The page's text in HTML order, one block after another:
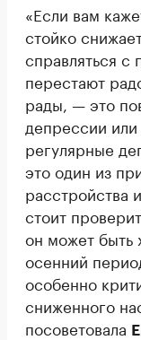
«Если вам
стойко
справляться с
перестают
рады, — это
депрессии
регулярные
это один из
расстройства
стоит
он может быть
осенний
особенно
сниженного
посоветовала